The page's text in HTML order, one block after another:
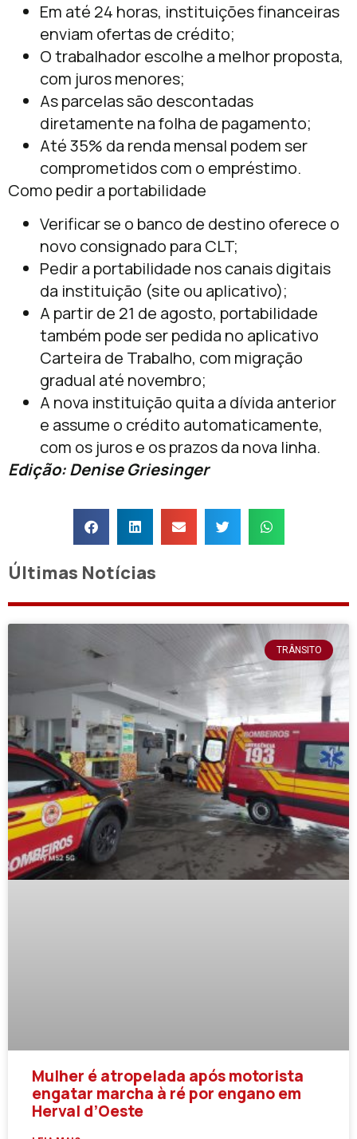
Em até 24 horas, instituições financeiras
enviam ofertas de crédito;
O trabalhador escolhe a melhor proposta,
com juros menores;
As parcelas são descontadas
diretamente na folha de pagamento;
Até 35% da renda mensal podem ser
comprometidos com o empréstimo.
Como pedir a portabilidade
Verificar se o banco de destino oferece o
novo consignado para CLT;
Pedir a portabilidade nos canais digitais
da instituição (site ou aplicativo);
A partir de 21 de agosto, portabilidade
também pode ser pedida no aplicativo
Carteira de Trabalho, com migração
gradual até novembro;
A nova instituição quita a dívida anterior
e assume o crédito automaticamente,
com os juros e os prazos da nova linha.
Edição: Denise Griesinger
Últimas Notícias
TRÂNSITO
Mulher é atropelada após motorista
engatar marcha à ré por engano em
Herval d’Oeste